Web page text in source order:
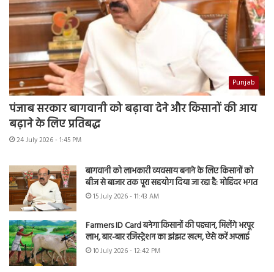
Punjab
पंजाब सरकार बागवानी को बढ़ावा देने और किसानों की आय
बढ़ाने के लिए प्रतिबद्ध
24 July 2026 - 1:45 PM
बागवानी को लाभकारी व्यवसाय बनाने के लिए किसानों को
बीज से बाजार तक पूरा सहयोग दिया जा रहा है: मोहिंदर भगत
15 July 2026 - 11:43 AM
Farmers ID Card बनेगा किसानों की पहचान, मिलेंगे भरपूर
लाभ, बार-बार रजिस्ट्रेशन का झंझट खत्म, ऐसे करें अप्लाई
10 July 2026 - 12:42 PM